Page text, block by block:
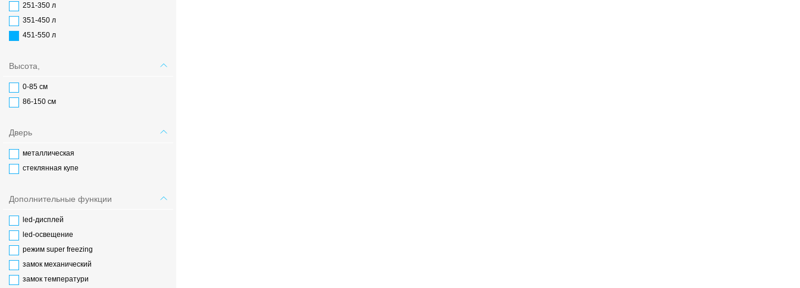
251-350 л
351-450 л
451-550 л
Высота,
0-85 см
86-150 см
Дверь
металлическая
стеклянная купе
Дополнительные функции
led-дисплей
led-освещение
режим super freezing
замок механический
замок температури